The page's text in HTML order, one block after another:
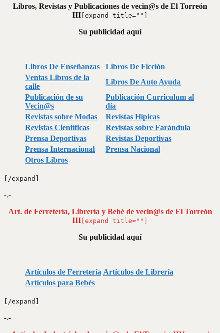
Libros, Revistas y Publicaciones de vecin@s de El Torreón
III [expand title=""]
Su publicidad aquí
Libros De Enseñanzas
Libros De Ficción
Ventas Libros de la
calle
Libros De Auto Ayuda
Publicación de su
Vecin@s
Publicación Curriculum al
día
Revistas sobre Modas
Revistas Hípicas
Revistas Científicas
Revistas sobre Farándula
Prensa Deportivas
Revistas Deportivas
Prensa Internacional
Prensa Nacional
Otros Libros
[/expand]
-.-
Art. de Ferretería, Librería y Bebé de vecin@s de El Torreón
III [expand title=""]
Su publicidad aquí
Artículos de Ferretería Artículos de Librería
Artículos para Bebés
[/expand]
-.-